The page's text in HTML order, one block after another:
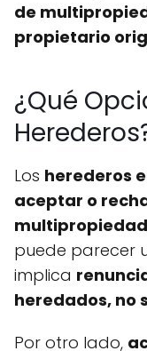
de
propietario
¿Qué
Los herederos
aceptar o
multipropiedad
puede parecer
implica
heredados, no
Por otro lado,